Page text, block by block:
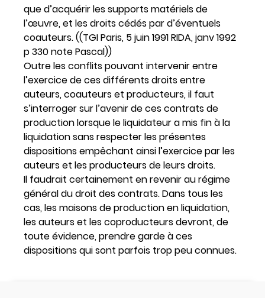
que d’acquérir les supports matériels de
l’œuvre, et les droits cédés par d’éventuels
coauteurs. ((TGI Paris, 5 juin 1991 RIDA, janv 1992
p 330 note Pascal))
Outre les conflits pouvant intervenir entre
l’exercice de ces différents droits entre
auteurs, coauteurs et producteurs, il faut
s’interroger sur l’avenir de ces contrats de
production lorsque le liquidateur a mis fin à la
liquidation sans respecter les présentes
dispositions empêchant ainsi l’exercice par les
auteurs et les producteurs de leurs droits.
Il faudrait certainement en revenir au régime
général du droit des contrats. Dans tous les
cas, les maisons de production en liquidation,
les auteurs et les coproducteurs devront, de
toute évidence, prendre garde à ces
dispositions qui sont parfois trop peu connues.